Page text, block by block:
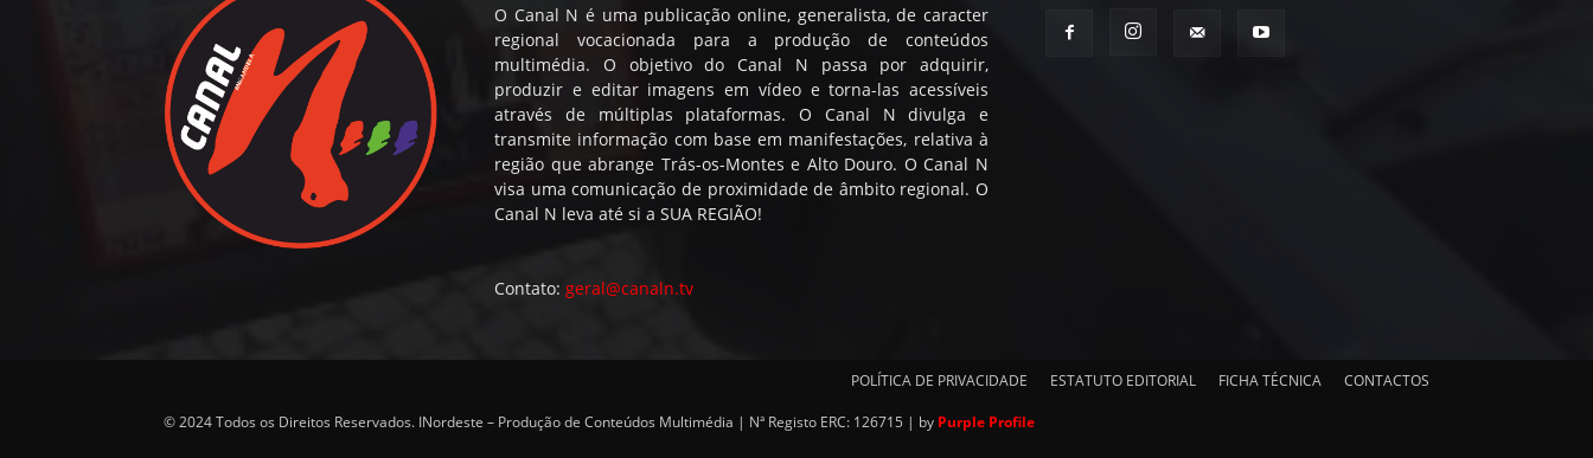
O Canal N é uma publicação online, generalista, de caracter
regional vocacionada para a produção de conteúdos
multimédia. O objetivo do Canal N passa por adquirir,
produzir e editar imagens em vídeo e torna-las acessíveis
através de múltiplas plataformas. O Canal N divulga e
transmite informação com base em manifestações, relativa à
região que abrange Trás-os-Montes e Alto Douro. O Canal N
visa uma comunicação de proximidade de âmbito regional. O
Canal N leva até si a SUA REGIÃO!
Contato: geral@canaln.tv
POLÍTICA DE PRIVACIDADE ESTATUTO EDITORIAL FICHA TÉCNICA CONTACTOS
© 2024 Todos os Direitos Reservados. INordeste – Produção de Conteúdos Multimédia | Nª Registo ERC: 126715 | by Purple Profile